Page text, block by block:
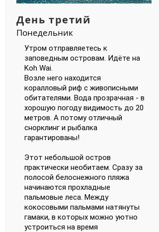
День третий
Понедельник
Утром отправляетесь к
заповедным островам. Идёте на
Koh Wai.
Возле него находится
коралловый риф с живописными
обитателями. Вода прозрачная - в
хорошую погоду видимость до 20
метров. А потому отличный
снорклинг и рыбалка
гарантированы!
Этот небольшой остров
практически необитаем. Сразу за
полосой белоснежного пляжа
начинаются прохладные
пальмовые леса. Между
кокосовыми пальмами натянуты
гамаки, в которых можно уютно
устроиться на время